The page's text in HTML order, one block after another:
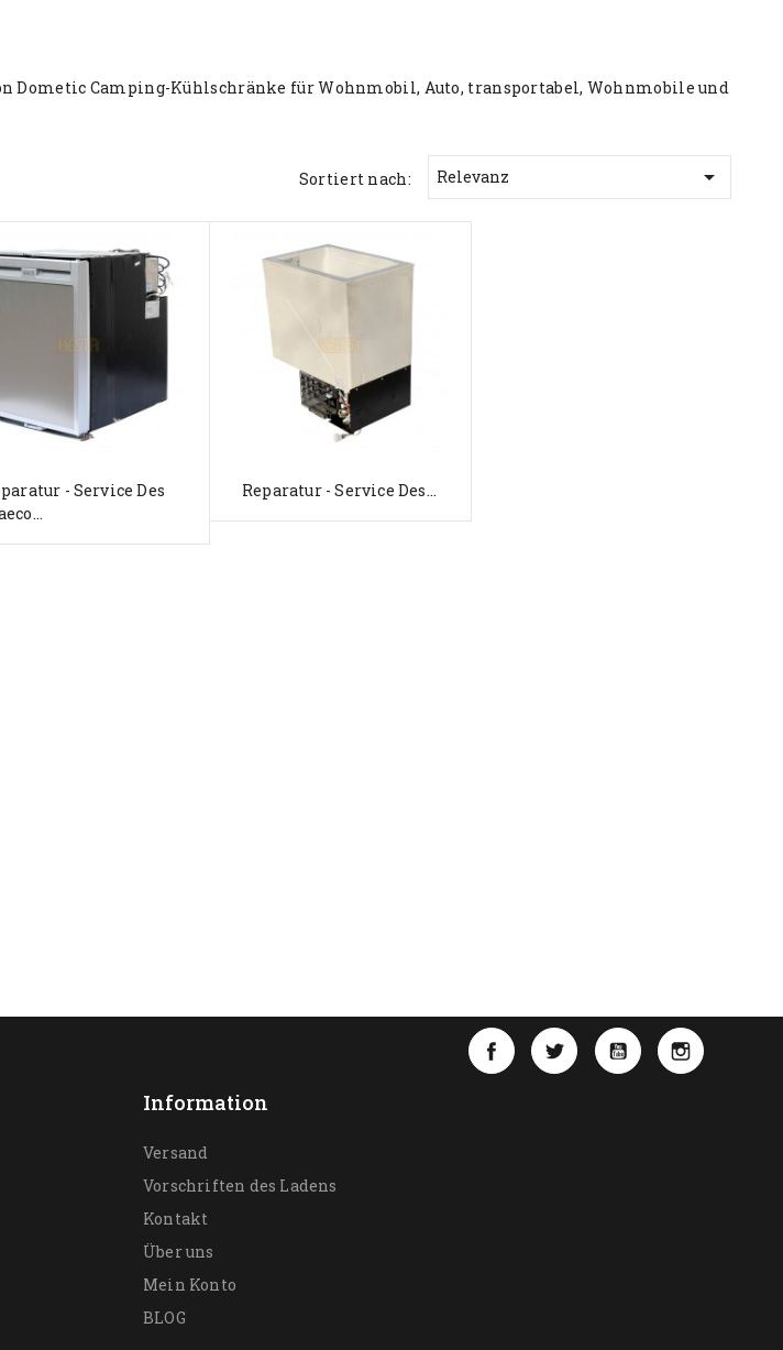
Dometic Camping-Kühlschränke für Wohnmobil, Auto, transportabel, Wohnmobile und
Sortiert nach: Relevanz 
- Service Des
Reparatur - Service Des...
FacebookTwitterYouTube
Information
Versand
Vorschriften des Ladens
Kontakt
Über uns
Mein Konto
BLOG